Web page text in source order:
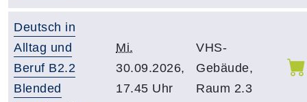
Deutsch in
Alltag und
Beruf B2.2
Blended
Mi.
30.09.2026,
17.45 Uhr
VHS-
Gebäude,
Raum 2.3